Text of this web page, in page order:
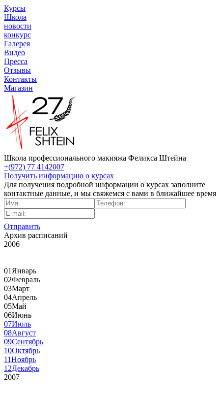
Курсы
Школа
новости
конкурс
Галерея
Видео
Пресса
Отзывы
Контакты
Магазин
Школа профессионального макияжа Феликса Штейна
+(972) 77 4142007
Получить информацию о курсах
Для получения подробной информации о курсах заполните
контактные данные, и мы свяжемся с вами в ближайшее время
Отправить
Архив расписаний
2006
01 Январь
02Февраль
03Март
04Апрель
05Май
06Июнь
07Июль
08Август
09Сентябрь
10Октябрь
11Ноябрь
12Декабрь
2007